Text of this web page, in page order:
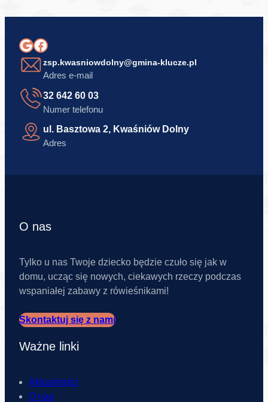
Google Facebook
zsp.kwasniowdolny@gmina-klucze.pl
Adres e-mail
32 642 60 03
Numer telefonu
ul. Basztowa 2, Kwaśniów Dolny
Adres
O nas
Tylko u nas Twoje dziecko będzie czuło się jak w
domu, ucząc się nowych, ciekawych rzeczy podczas
wspaniałej zabawy z rówieśnikami!
Skontaktuj się z nami
Ważne linki
Aktualności
O nas